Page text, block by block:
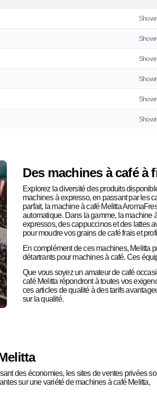
Des machines à café à
Explorez la diversité des produits
machines à expresso, en passant par les
parfait, la machine à café Melitta
automatique. Dans la gamme, la machine
expressos, des cappuccinos et des lattes
pour moudre vos grains de café frais et
En complément de ces machines, Melitta
détartrants pour machines à café. Ces
Que vous soyez un amateur de café
café Melitta répondront à toutes vos
ces articles de qualité à des tarifs
sur la qualité.
des économies, les sites de ventes privées
sur une variété de machines à café Melitta,